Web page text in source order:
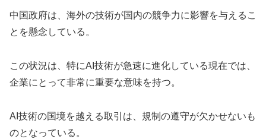
中国政府は、海外の技術が国内の競争力に影響を与えるこ
とを懸念している。
この状況は、特にAI技術が急速に進化している現在では、
企業にとって非常に重要な意味を持つ。
AI技術の国境を越える取引は、規制の遵守が欠かせないも
のとなっている。